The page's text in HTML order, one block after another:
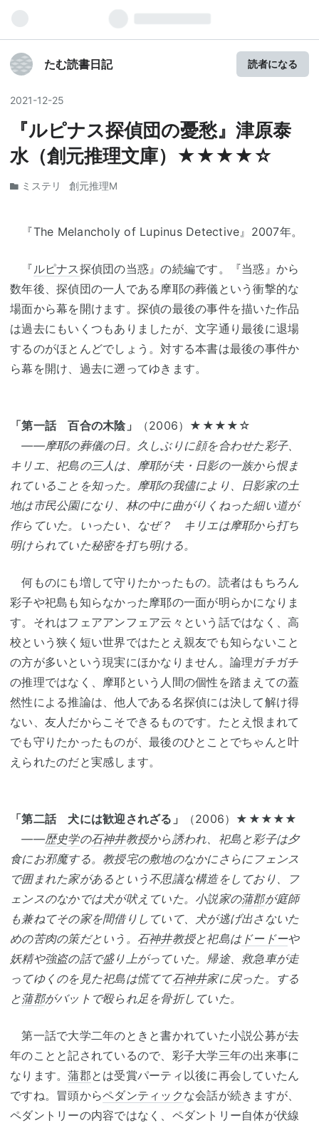
たむ読書日記 読者になる
2021-12-25
『ルピナス探偵団の憂愁』津原泰
水（創元推理文庫）★★★★☆
ミステリ 創元推理M
『The Melancholy of Lupinus Detective』2007年。
『ルピナス探偵団の当惑』の続編です。『当惑』から
数年後、探偵団の一人である摩耶の葬儀という衝撃的な
場面から幕を開けます。探偵の最後の事件を描いた作品
は過去にもいくつもありましたが、文字通り最後に退場
するのがほとんどでしょう。対する本書は最後の事件か
ら幕を開け、過去に遡ってゆきます。
「第一話 百合の木陰」
（2006）★★★★☆
――摩耶の葬儀の日。久しぶりに顔を合わせた彩子、
キリエ、祀島の三人は、摩耶が夫・日影の一族から恨ま
れていることを知った。摩耶の我儘により、日影家の土
地は市民公園になり、林の中に曲がりくねった細い道が
作らていた。いったい、なぜ？ キリエは摩耶から打ち
明けられていた秘密を打ち明ける。
何ものにも増して守りたかったもの。読者はもちろん
彩子や祀島も知らなかった摩耶の一面が明らかになりま
す。それはフェアアンフェア云々という話ではなく、高
校という狭く短い世界ではたとえ親友でも知らないこと
の方が多いという現実にほかなりません。論理ガチガチ
の推理ではなく、摩耶という人間の個性を踏まえての蓋
然性による推論は、他人である名探偵には決して解け得
ない、友人だからこそできるものです。たとえ恨まれて
でも守りたかったものが、最後のひとことでちゃんと叶
えられたのだと実感します。
「第二話 犬には歓迎されざる」
（2006）★★★★★
――歴史学の石神井教授から誘われ、祀島と彩子は夕
食にお邪魔する。教授宅の敷地のなかにさらにフェンス
で囲まれた家があるという不思議な構造をしており、フ
ェンスのなかでは犬が吠えていた。小説家の蒲郡が庭師
も兼ねてその家を間借りしていて、犬が逃げ出さないた
めの苦肉の策だという。 石神井教授と祀島はドードーや
妖精や強盗の話で盛り上がっていた。帰途、救急車が走
ってゆくのを見た祀島は慌てて石神井家に戻った。する
と蒲郡がバットで殴られ足を骨折していた。
第一話で大学二年のときと書かれていた小説公募が去
年のことと記されているので、彩子大学三年の出来事に
なります。蒲郡とは受賞パーティ以後に再会していたん
ですね。冒頭からペダンティック な会話が続きますが、
ペダントリーの内容ではなく、ペダントリー自体が伏線